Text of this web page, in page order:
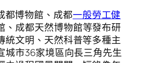
都博物館、成都一般勞工健
、成都天然博物館等發布研
統文明、天然科普等多種主
城市36家境區向長三角先生